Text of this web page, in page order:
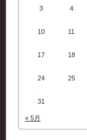
3 4
10 11
17 18
24 25
31
« 5月